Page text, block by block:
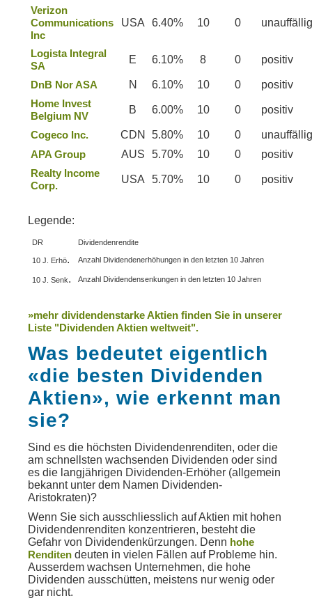
Verizon
Communications
Inc
USA 6.40% 10 0 unauffällig
Logista Integral
SA
E 6.10% 8 0 positiv
DnB Nor ASA N 6.10% 10 0
positiv
Home Invest
Belgium NV
B 6.00% 10 0 positiv
Cogeco Inc. CDN 5.80% 10 0
unauffällig
APA Group
AUS 5.70% 10 0
positiv
Realty Income
Corp.
USA 5.70% 10 0 positiv
Legende:
DR Dividendenrendite
10 J. Erhö. Anzahl Dividendenerhöhungen in den letzten 10 Jahren
10 J. Senk. Anzahl Dividendensenkungen in den letzten 10 Jahren
»mehr dividendenstarke Aktien finden Sie in unserer
Liste "Dividenden Aktien weltweit".
Was bedeutet eigentlich
«die besten Dividenden
Aktien», wie erkennt man
sie?
Sind es die höchsten Dividendenrenditen, oder die
am schnellsten wachsenden Dividenden oder sind
es die langjährigen Dividenden-Erhöher (allgemein
bekannt unter dem Namen Dividenden-
Aristokraten)?
Wenn Sie sich ausschliesslich auf Aktien mit hohen
Dividendenrenditen konzentrieren, besteht die
Gefahr von Dividendenkürzungen. Denn hohe
Renditen deuten in vielen Fällen auf Probleme hin.
Ausserdem wachsen Unternehmen, die hohe
Dividenden ausschütten, meistens nur wenig oder
gar nicht.